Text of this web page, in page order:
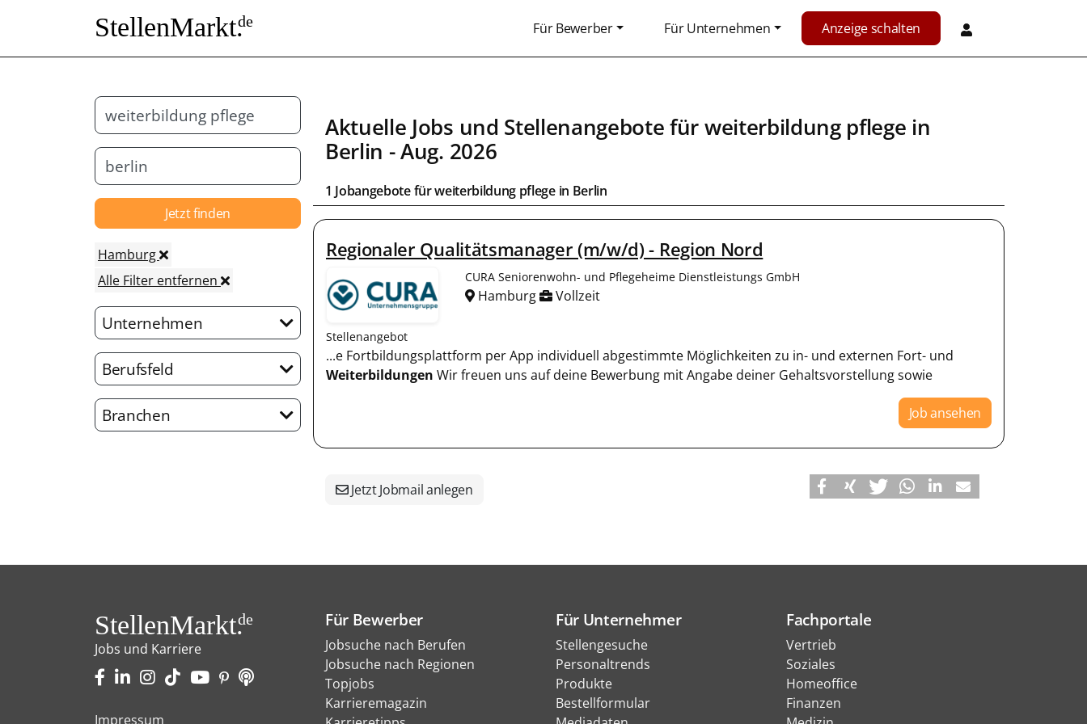
StellenMarkt.de Für Bewerber Für Unternehmen Anzeige schalten
Jetzt finden
Hamburg
Alle Filter entfernen
Unternehmen
Berufsfeld
Branchen
Aktuelle Jobs und Stellenangebote für weiterbildung pflege in
Berlin - Aug. 2026
1 Jobangebote für weiterbildung pflege in Berlin
Regionaler Qualitätsmanager (m/w/d) - Region Nord
CURA Seniorenwohn- und Pflegeheime Dienstleistungs GmbH
Hamburg Vollzeit
Stellenangebot
...e Fortbildungsplattform per App individuell abgestimmte Möglichkeiten zu in- und externen Fort- und
Weiterbildungen Wir freuen uns auf deine Bewerbung mit Angabe deiner Gehaltsvorstellung sowie
Job ansehen
Jetzt Jobmail anlegen
StellenMarkt.de
Jobs und Karriere
Impressum
Für Bewerber
Jobsuche nach Berufen
Jobsuche nach Regionen
Topjobs
Karrieremagazin
Für Unternehmer
Stellengesuche
Personaltrends
Produkte
Bestellformular
Fachportale
Vertrieb
Soziales
Homeoffice
Finanzen